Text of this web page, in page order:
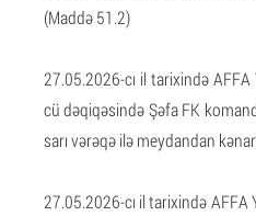
(Maddə 51.2)
27.05.2026-cı il tarixində AFFA
cü dəqiqəsində Şəfa FK
sarı vərəqə ilə meydandan
27.05.2026-cı il tarixində AFFA